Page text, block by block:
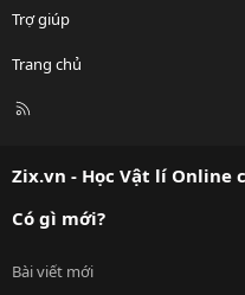
Trợ giúp
Trang chủ
R
Zix.vn - Học Vật lí Online
Có gì mới?
Bài viết mới